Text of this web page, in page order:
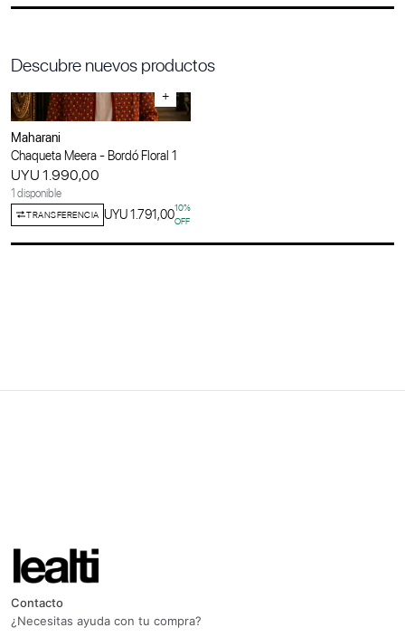
Descubre nuevos productos
+
Maharani
Chaqueta Meera - Bordó Floral 1
UYU 1.990,00
1 disponible
TRANSFERENCIA UYU 1.791,0010%
OFF
Contacto
¿Necesitas ayuda con tu compra?